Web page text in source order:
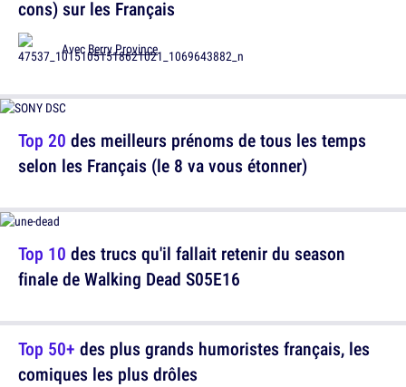
Top 20 des meilleurs prénoms de tous les temps
selon les Français (le 8 va vous étonner)
Top 50+ des plus grands humoristes français, les
comiques les plus drôles
cons) sur les Français
AvecBerry Province
Top 10 des trucs qu'il fallait retenir du season
finale de Walking Dead S05E16